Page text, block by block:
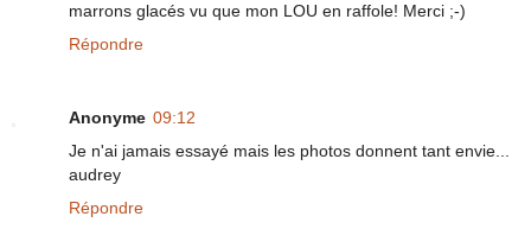
marrons glacés vu que mon LOU en raffole! Merci ;-)
Répondre
Anonyme 09:12
Je n'ai jamais essayé mais les photos donnent tant envie...
audrey
Répondre